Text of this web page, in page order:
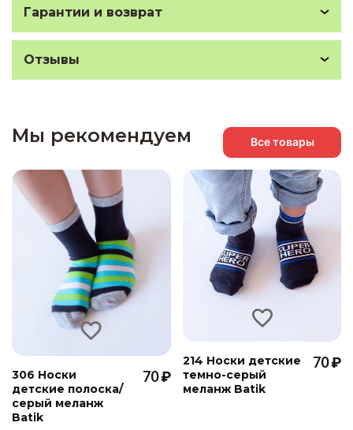
Гарантии и возврат
Отзывы
Мы рекомендуем Все товары
306 Носки
детские полоска/
серый меланж
Batik
70 ₽
214 Носки детские
темно-серый
меланж Batik
70 ₽